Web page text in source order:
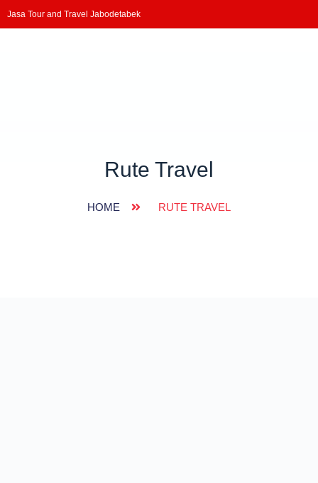
Jasa Tour and Travel Jabodetabek
Rute Travel
HOME RUTE TRAVEL